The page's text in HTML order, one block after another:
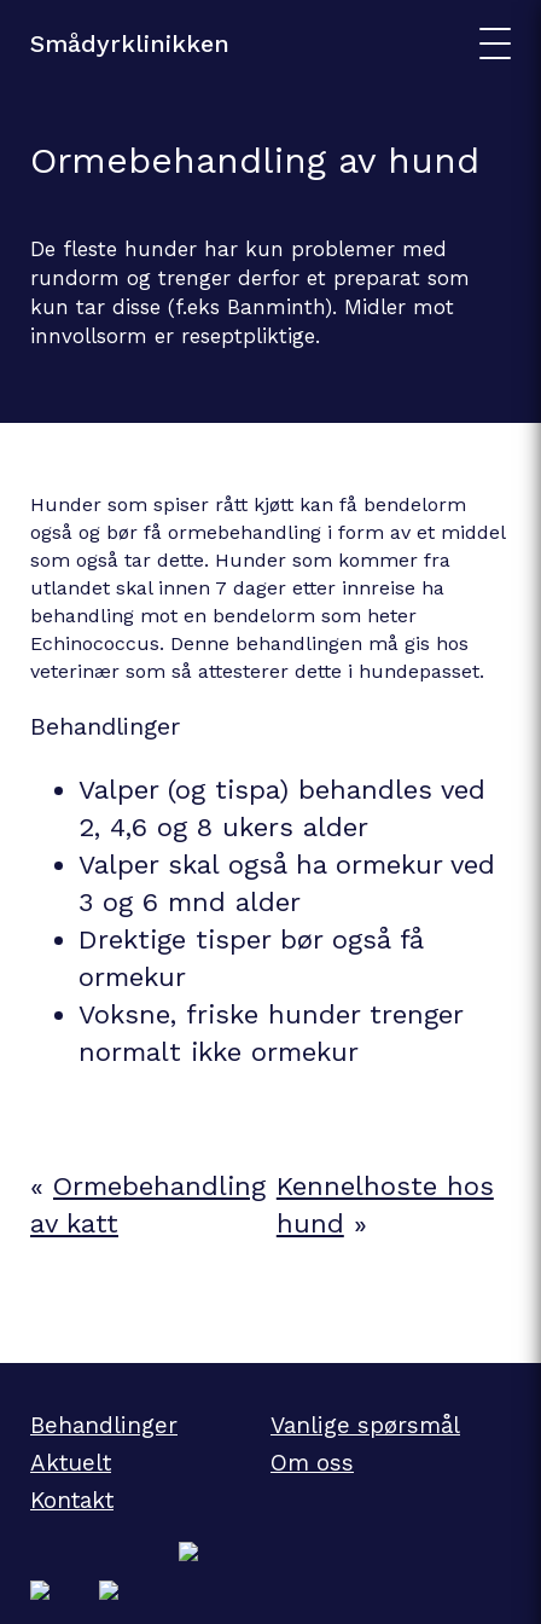
Smådyrklinikken
Ormebehandling av hund
De fleste hunder har kun problemer med
rundorm og trenger derfor et preparat som
kun tar disse (f.eks Banminth). Midler mot
innvollsorm er reseptpliktige.
Hunder som spiser rått kjøtt kan få bendelorm
også og bør få ormebehandling i form av et middel
som også tar dette. Hunder som kommer fra
utlandet skal innen 7 dager etter innreise ha
behandling mot en bendelorm som heter
Echinococcus. Denne behandlingen må gis hos
veterinær som så attesterer dette i hundepasset.
Behandlinger
Valper (og tispa) behandles ved
2, 4,6 og 8 ukers alder
Valper skal også ha ormekur ved
3 og 6 mnd alder
Drektige tisper bør også få
ormekur
Voksne, friske hunder trenger
normalt ikke ormekur
« Ormebehandling
av katt
Kennelhoste hos
hund »
Behandlinger
Vanlige spørsmål
Aktuelt
Om oss
Kontakt